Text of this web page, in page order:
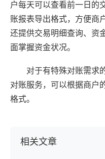
户每天可以查看前一日的
账报表导出格式，方便商
还提供交易明细查询、资
面掌握资金状况。
对于有特殊对账需求
对账服务，可以根据商户
格式。
相关文章